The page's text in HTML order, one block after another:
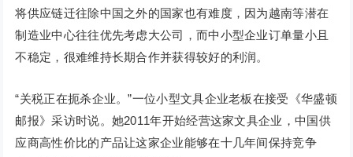
将供应链迁往除中国之外的国家也有难度，因为越南等潜在
制造业中心往往优先考虑大公司，而中小型企业订单量小且
不稳定，很难维持长期合作并获得较好的利润。
“关税正在扼杀企业。”一位小型文具企业老板在接受《华盛顿
邮报》采访时说。她2011年开始经营这家文具企业，中国供
应商高性价比的产品让这家企业能够在十几年间保持竞争